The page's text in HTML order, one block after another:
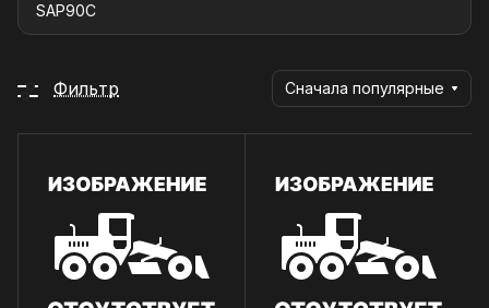
SAP90C
Фильтр Сначала популярные